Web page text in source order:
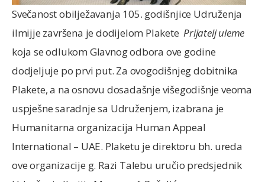
Svečanost obilježavanja 105. godišnjice Udruženja
ilmijje završena je dodijelom Plakete Prijatelj uleme
koja se odlukom Glavnog odbora ove godine
dodjeljuje po prvi put. Za ovogodišnjeg dobitnika
Plakete, a na osnovu dosadašnje višegodišnje veoma
uspješne saradnje sa Udruženjem, izabrana je
Humanitarna organizacija Human Appeal
International – UAE. Plaketu je direktoru bh. ureda
ove organizacije g. Razi Talebu uručio predsjednik